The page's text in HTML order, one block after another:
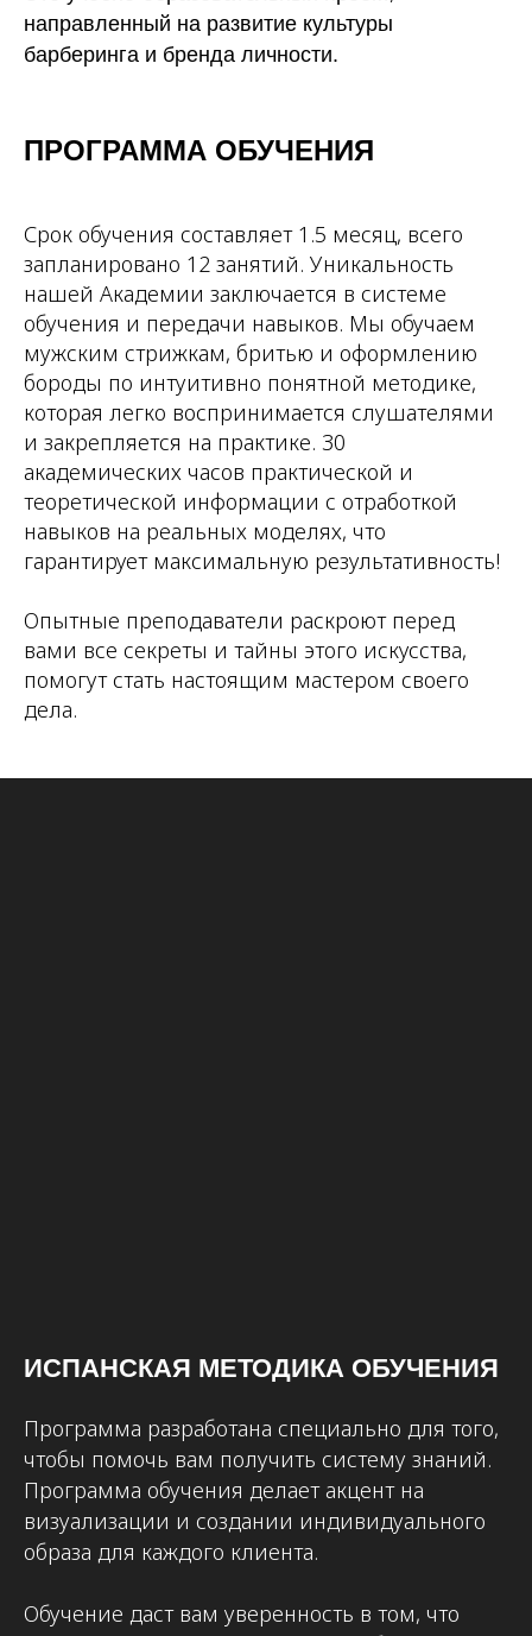
направленный на развитие культуры
барберинга и бренда личности.
ПРОГРАММА ОБУЧЕНИЯ
Срок обучения составляет 1.5 месяц, всего
запланировано 12 занятий. Уникальность
нашей Академии заключается в системе
обучения и передачи навыков. Мы обучаем
мужским стрижкам, бритью и оформлению
бороды по интуитивно понятной методике,
которая легко воспринимается слушателями
и закрепляется на практике. 30
академических часов практической и
теоретической информации с отработкой
навыков на реальных моделях, что
гарантирует максимальную результативность!
Опытные преподаватели раскроют перед
вами все секреты и тайны этого искусства,
помогут стать настоящим мастером своего
дела.
ИСПАНСКАЯ МЕТОДИКА ОБУЧЕНИЯ
Программа разработана специально для того,
чтобы помочь вам получить систему знаний.
Программа обучения делает акцент на
визуализации и создании индивидуального
образа для каждого клиента.
Обучение даст вам уверенность в том, что